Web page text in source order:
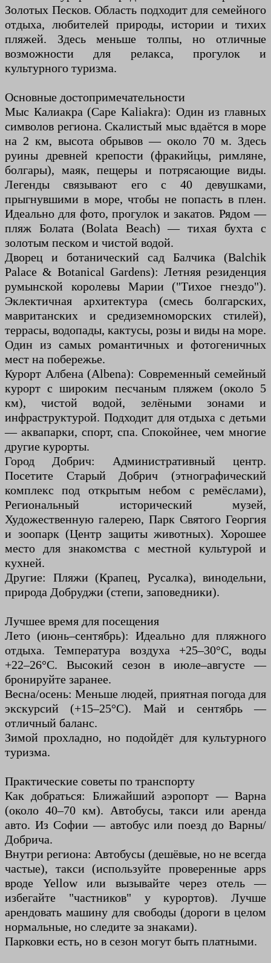
Золотых Песков. Область подходит для семейного
отдыха, любителей природы, истории и тихих
пляжей. Здесь меньше толпы, но отличные
возможности для релакса, прогулок и
культурного туризма.
Основные достопримечательности
Мыс Калиакра (Cape Kaliakra): Один из главных
символов региона. Скалистый мыс вдаётся в море
на 2 км, высота обрывов — около 70 м. Здесь
руины древней крепости (фракийцы, римляне,
болгары), маяк, пещеры и потрясающие виды.
Легенды связывают его с 40 девушками,
прыгнувшими в море, чтобы не попасть в плен.
Идеально для фото, прогулок и закатов. Рядом —
пляж Болата (Bolata Beach) — тихая бухта с
золотым песком и чистой водой.
Дворец и ботанический сад Балчика (Balchik
Palace & Botanical Gardens): Летняя резиденция
румынской королевы Марии ("Тихое гнездо").
Эклектичная архитектура (смесь болгарских,
мавританских и средиземноморских стилей),
террасы, водопады, кактусы, розы и виды на море.
Один из самых романтичных и фотогеничных
мест на побережье.
Курорт Албена (Albena): Современный семейный
курорт с широким песчаным пляжем (около 5
км), чистой водой, зелёными зонами и
инфраструктурой. Подходит для отдыха с детьми
— аквапарки, спорт, спа. Спокойнее, чем многие
другие курорты.
Город Добрич: Административный центр.
Посетите Старый Добрич (этнографический
комплекс под открытым небом с ремёслами),
Региональный исторический музей,
Художественную галерею, Парк Святого Георгия
и зоопарк (Центр защиты животных). Хорошее
место для знакомства с местной культурой и
кухней.
Другие: Пляжи (Крапец, Русалка), винодельни,
природа Добруджи (степи, заповедники).
Лучшее время для посещения
Лето (июнь–сентябрь): Идеально для пляжного
отдыха. Температура воздуха +25–30°C, воды
+22–26°C. Высокий сезон в июле–августе —
бронируйте заранее.
Весна/осень: Меньше людей, приятная погода для
экскурсий (+15–25°C). Май и сентябрь —
отличный баланс.
Зимой прохладно, но подойдёт для культурного
туризма.
Практические советы по транспорту
Как добраться: Ближайший аэропорт — Варна
(около 40–70 км). Автобусы, такси или аренда
авто. Из Софии — автобус или поезд до Варны/
Добрича.
Внутри региона: Автобусы (дешёвые, но не всегда
частые), такси (используйте проверенные apps
вроде Yellow или вызывайте через отель —
избегайте "частников" у курортов). Лучше
арендовать машину для свободы (дороги в целом
нормальные, но следите за знаками).
Парковки есть, но в сезон могут быть платными.